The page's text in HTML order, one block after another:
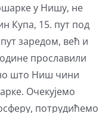
у Нишу, не
Купа, 15. пут под
заредом, већ и
прославили
што Ниш чини
Очекујемо
потрудићемо